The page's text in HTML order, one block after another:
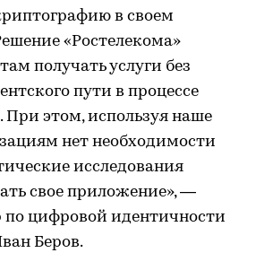
в своем
«Ростелекома»
получать услуги без
пути в процессе
этом, используя наше
нет необходимости
исследования
свое приложение», —
по цифровой идентичности
Беров.